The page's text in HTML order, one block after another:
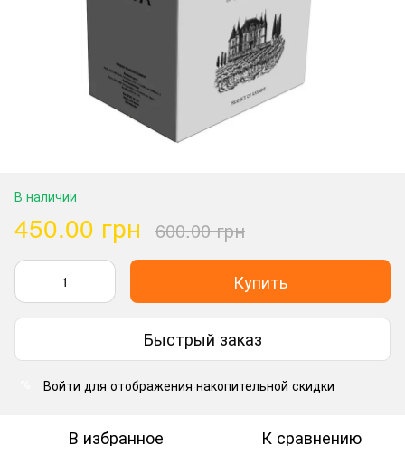
В наличии
450.00 грн 600.00 грн
Купить
Быстрый заказ
Войти для отображения накопительной скидки
В избранное К сравнению